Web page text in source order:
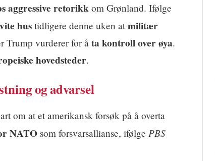
aggressive retorikk om Grønland. Ifølge
hus tidligere denne uken at militær
Trump vurderer for å ta kontroll over øya.
hovedsteder.
og advarsel
om at et amerikansk forsøk på å overta
NATO som forsvarsallianse, ifølge PBS